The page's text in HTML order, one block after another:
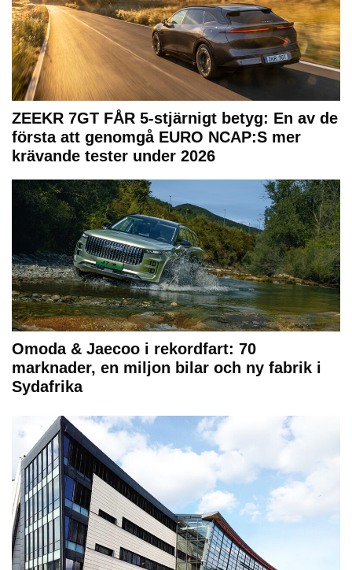
ZEEKR 7GT FÅR 5-stjärnigt betyg: En av de
första att genomgå EURO NCAP:S mer
krävande tester under 2026
Omoda & Jaecoo i rekordfart: 70
marknader, en miljon bilar och ny fabrik i
Sydafrika